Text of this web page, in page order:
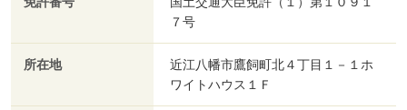
７号
所在地
近江八幡市鷹飼町北４丁目１－１ホ
ワイトハウス１Ｆ